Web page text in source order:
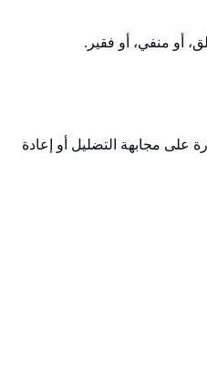
أو منفي، أو فقير.
على مجابهة التضليل أو إعادة